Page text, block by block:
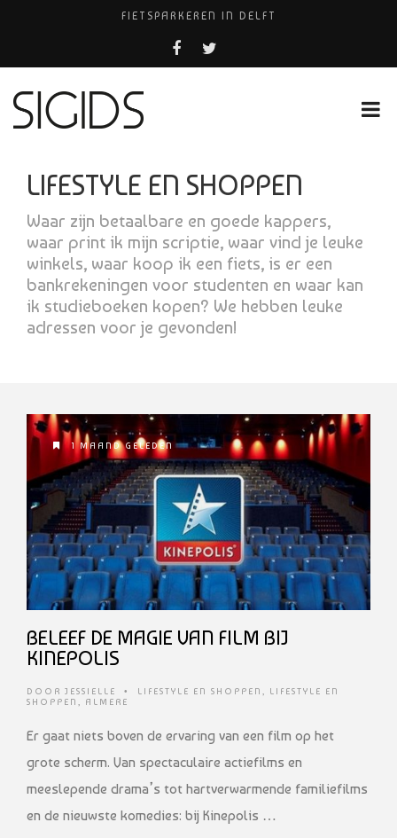
FIETSPARKEREN IN DELFT
FIETS KWIJT IN TILBURG?
USED PRODUCTS LEIDEN
LIFESTYLE EN SHOPPEN
Waar zijn betaalbare en goede kappers,
waar print ik mijn scriptie, waar vind je leuke
winkels, waar koop ik een fiets, is er een
bankrekeningen voor studenten en waar kan
ik studieboeken kopen? We hebben leuke
adressen voor je gevonden!
1 MAAND GELEDEN
BELEEF DE MAGIE VAN FILM BIJ
KINEPOLIS
DOOR JESSIELLE • LIFESTYLE EN SHOPPEN , LIFESTYLE EN
SHOPPEN , ALMERE
Er gaat niets boven de ervaring van een film op het
grote scherm. Van spectaculaire actiefilms en
meeslepende drama’s tot hartverwarmende familiefilms
en de nieuwste komedies: bij Kinepolis …